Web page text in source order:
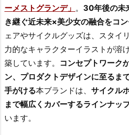
ーメストグランデ」 。 30年後の未
き継ぐ近未来×美少女の融合をコン
ェアやサイクルグッズは、スタイ
力的なキャラクターイラストが溶
築しています。 コンセプトワーク
ン、プロダクトデザインに至るま
手がける本ブランドは、 サイクル
まで幅広くカバーするラインナッ
います。